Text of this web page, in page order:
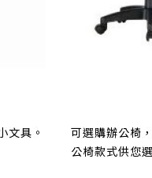
文具。
可選購辦公椅
公椅款式供您